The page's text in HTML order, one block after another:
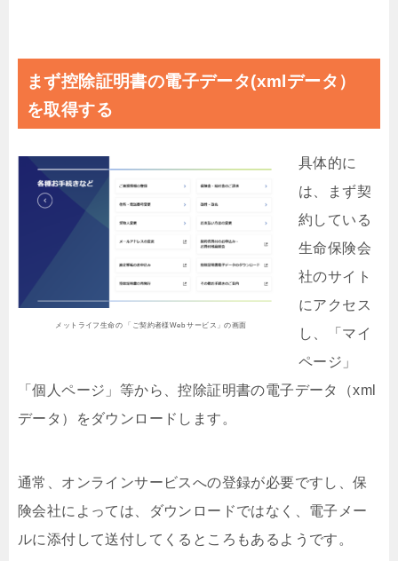
まず控除証明書の電子データ(xmlデータ）
を取得する
メットライフ生命の 「ご契約者様Web サービス」の画面
具体的に
は、まず契
約している
生命保険会
社のサイト
にアクセス
し、「マイ
ページ」
「個人ページ」等から、控除証明書の電子データ（xml
データ）をダウンロードします。
通常、オンラインサービスへの登録が必要ですし、保
険会社によっては、ダウンロードではなく、電子メー
ルに添付して送付してくるところもあるようです。